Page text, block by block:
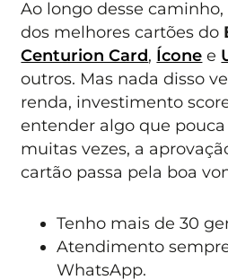
Ao longo desse
dos melhores cartões do
Centurion Card, Ícone e
outros. Mas nada disso
renda, investimento
entender algo que
muitas vezes, a
cartão passa pela boa
Tenho mais de 30
Atendimento
WhatsApp.